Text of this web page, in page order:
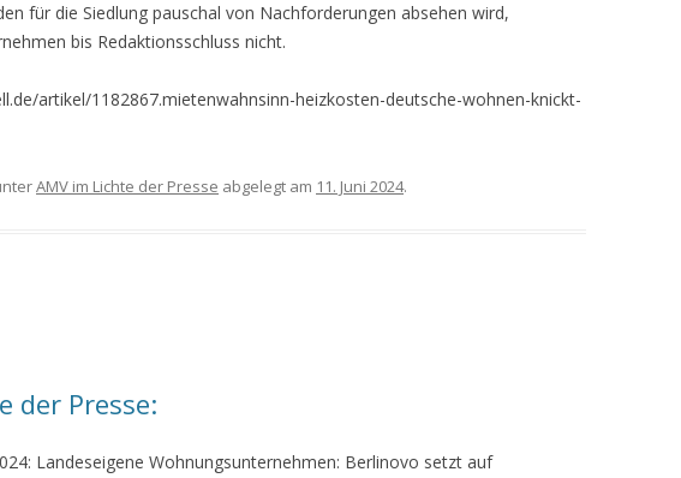
für die Siedlung pauschal von Nachforderungen absehen wird,
bis Redaktionsschluss nicht.
artikel/1182867.mietenwahnsinn-heizkosten-deutsche-wohnen-knickt-
AMV im Lichte der Presse abgelegt am 11. Juni 2024.
der Presse:
Landeseigene Wohnungsunternehmen: Berlinovo setzt auf